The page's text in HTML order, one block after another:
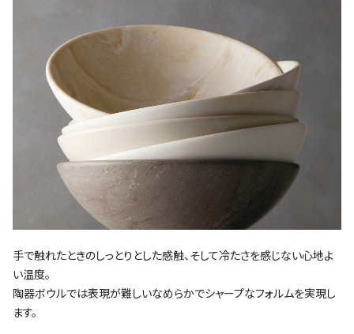
手で触れたときのしっとりとした感触、そして冷たさを感じない心地よ
い温度。
陶器ボウルでは表現が難しいなめらかでシャープなフォルムを実現し
ます。